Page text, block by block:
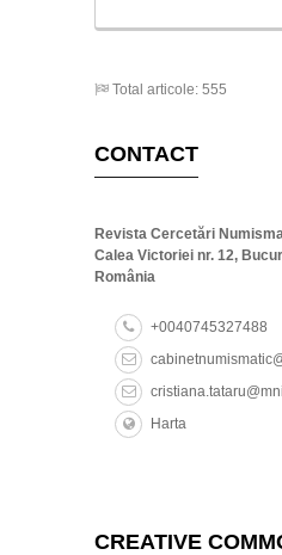
Total articole: 555
CONTACT
Revista Cercetări
Calea Victoriei nr. 12,
România
+0040745327488
Harta
CREATIVE